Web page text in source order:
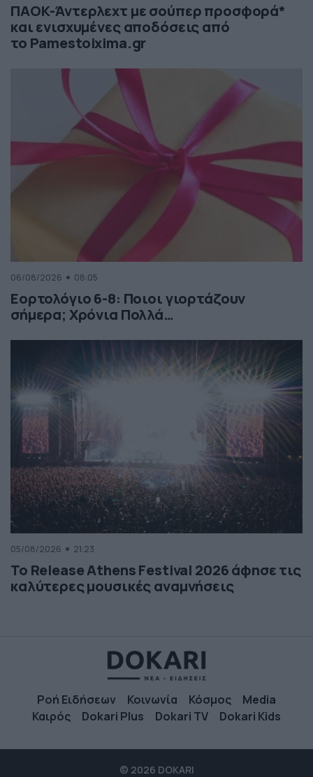
ΠΑΟΚ-Άντερλεχτ με σούπερ προσφορά*
και ενισχυμένες αποδόσεις από
το Pamestoixima.gr
06/08/2026 08:05
Εορτολόγιο 6-8: Ποιοι γιορτάζουν
σήμερα; Χρόνια Πολλά…
05/08/2026 21:23
Το Release Athens Festival 2026 άφησε τις
καλύτερες μουσικές αναμνήσεις
Ροή Ειδήσεων Κοινωνία Κόσμος
Media
Καιρός
Dokari Plus Dokari TV Dokari Kids
© 2026 DOKARI